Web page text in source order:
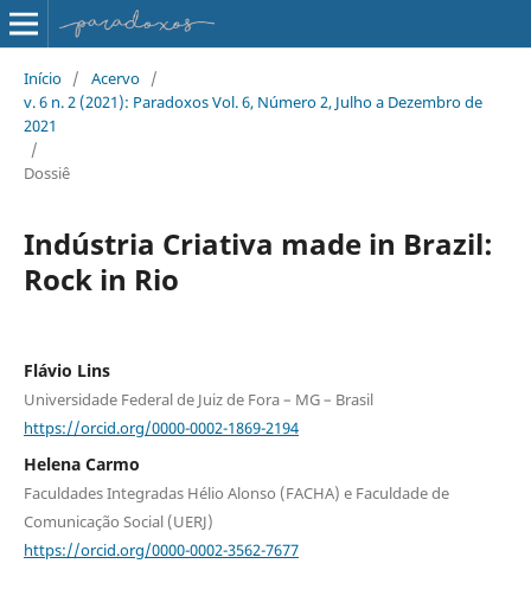
Início / Acervo /
v. 6 n. 2 (2021): Paradoxos Vol. 6, Número 2, Julho a Dezembro de
2021
/
Dossiê
Indústria Criativa made in Brazil:
Rock in Rio
Flávio Lins
Universidade Federal de Juiz de Fora – MG – Brasil
https://orcid.org/0000-0002-1869-2194
Helena Carmo
Faculdades Integradas Hélio Alonso (FACHA) e Faculdade de
Comunicação Social (UERJ)
https://orcid.org/0000-0002-3562-7677